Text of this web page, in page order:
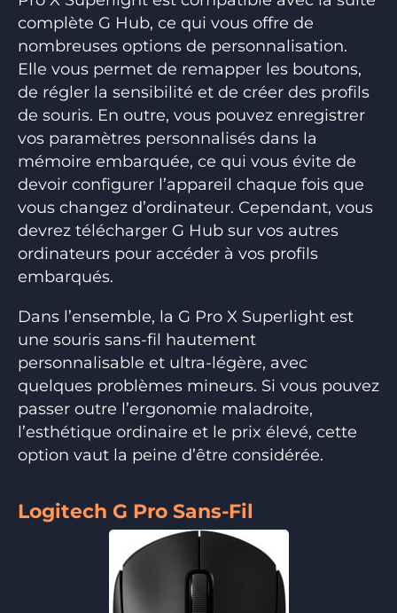
complète G Hub, ce qui vous offre de
nombreuses options de personnalisation.
Elle vous permet de remapper les boutons,
de régler la sensibilité et de créer des profils
de souris. En outre, vous pouvez enregistrer
vos paramètres personnalisés dans la
mémoire embarquée, ce qui vous évite de
devoir configurer l’appareil chaque fois que
vous changez d’ordinateur. Cependant, vous
devrez télécharger G Hub sur vos autres
ordinateurs pour accéder à vos profils
embarqués.
Dans l’ensemble, la G Pro X Superlight est
une souris sans-fil hautement
personnalisable et ultra-légère, avec
quelques problèmes mineurs. Si vous pouvez
passer outre l’ergonomie maladroite,
l’esthétique ordinaire et le prix élevé, cette
option vaut la peine d’être considérée.
Logitech G Pro Sans-Fil